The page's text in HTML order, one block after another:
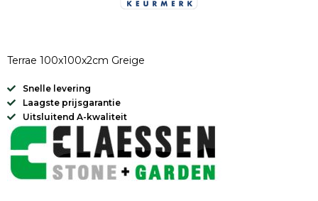
Terrae 100x100x2cm Greige
Snelle levering
Laagste prijsgarantie
Uitsluitend A-kwaliteit